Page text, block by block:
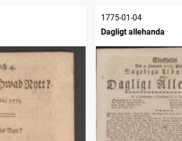
1775-01-04
Dagligt allehanda